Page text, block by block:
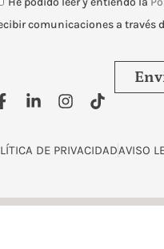
comunicaciones a través
DE PRIVACIDADAVISO